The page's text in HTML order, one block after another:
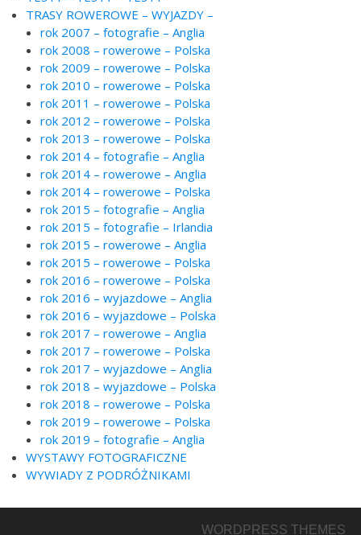
TRASY ROWEROWE – WYJAZDY –
rok 2007 – fotografie – Anglia
rok 2008 – rowerowe – Polska
rok 2009 – rowerowe – Polska
rok 2010 – rowerowe – Polska
rok 2011 – rowerowe – Polska
rok 2012 – rowerowe – Polska
rok 2013 – rowerowe – Polska
rok 2014 – fotografie – Anglia
rok 2014 – rowerowe – Anglia
rok 2014 – rowerowe – Polska
rok 2015 – fotografie – Anglia
rok 2015 – fotografie – Irlandia
rok 2015 – rowerowe – Anglia
rok 2015 – rowerowe – Polska
rok 2016 – rowerowe – Polska
rok 2016 – wyjazdowe – Anglia
rok 2016 – wyjazdowe – Polska
rok 2017 – rowerowe – Anglia
rok 2017 – rowerowe – Polska
rok 2017 – wyjazdowe – Anglia
rok 2018 – wyjazdowe – Polska
rok 2018 – rowerowe – Polska
rok 2019 – rowerowe – Polska
rok 2019 – fotografie – Anglia
WYSTAWY FOTOGRAFICZNE
WYWIADY Z PODRÓŻNIKAMI
WORDPRESS THEMES